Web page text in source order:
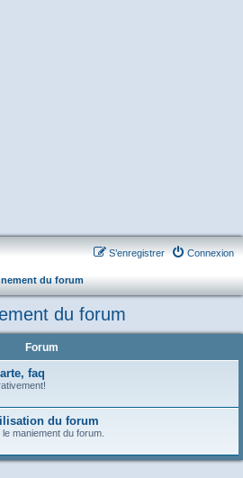
Connexion
S’enregistrer
du forum
du forum
Forum
faq
du forum
maniement du forum.